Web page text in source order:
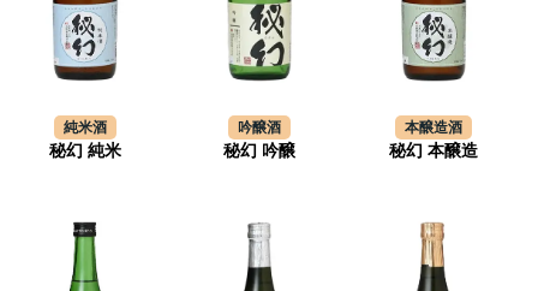
純米酒
秘幻 純米
吟醸酒
秘幻 吟醸
本醸造酒
秘幻 本醸造